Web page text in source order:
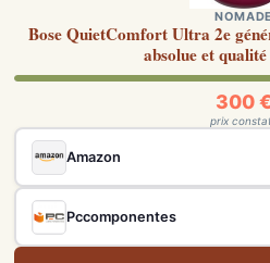
NOMADE
Bose QuietComfort Ultra 2e
absolue et
300 €
prix
Amazon
Pccomponentes